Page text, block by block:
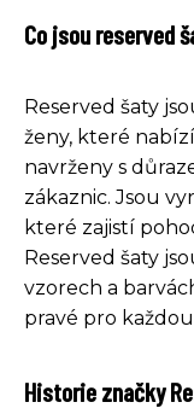
Co jsou reserved
Reserved šaty
ženy, které
navrženy s
zákaznic. Jsou
které zajistí
Reserved šaty
vzorech a
pravé pro
Historie značky